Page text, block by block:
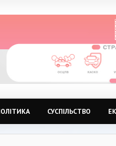
СУСПІЛЬСТВО